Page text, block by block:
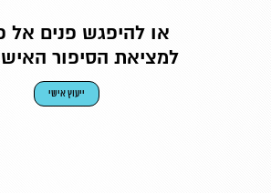
או להיפגש פנים אל
למציאת הסיפור
ייעוץ אישי